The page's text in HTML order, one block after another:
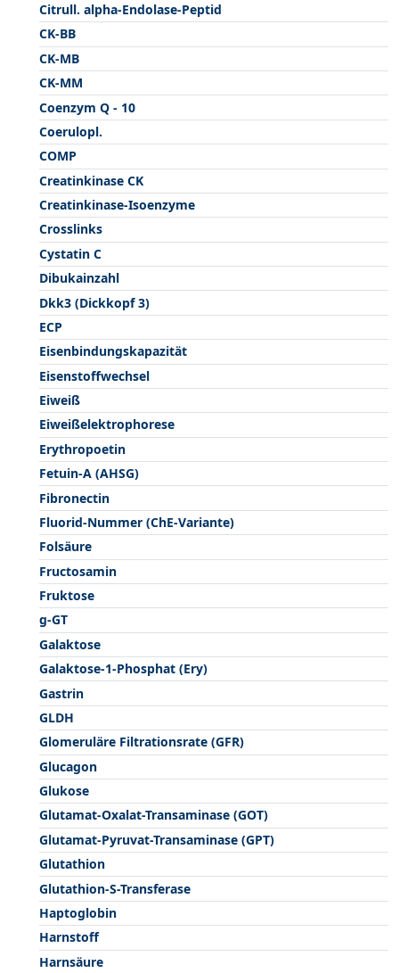
Citrull. alpha-Endolase-Peptid
CK-BB
CK-MB
CK-MM
Coenzym Q - 10
Coerulopl.
COMP
Creatinkinase CK
Creatinkinase-Isoenzyme
Crosslinks
Cystatin C
Dibukainzahl
Dkk3 (Dickkopf 3)
ECP
Eisenbindungskapazität
Eisenstoffwechsel
Eiweiß
Eiweißelektrophorese
Erythropoetin
Fetuin-A (AHSG)
Fibronectin
Fluorid-Nummer (ChE-Variante)
Folsäure
Fructosamin
Fruktose
g-GT
Galaktose
Galaktose-1-Phosphat (Ery)
Gastrin
GLDH
Glomeruläre Filtrationsrate (GFR)
Glucagon
Glukose
Glutamat-Oxalat-Transaminase (GOT)
Glutamat-Pyruvat-Transaminase (GPT)
Glutathion
Glutathion-S-Transferase
Haptoglobin
Harnstoff
Harnsäure